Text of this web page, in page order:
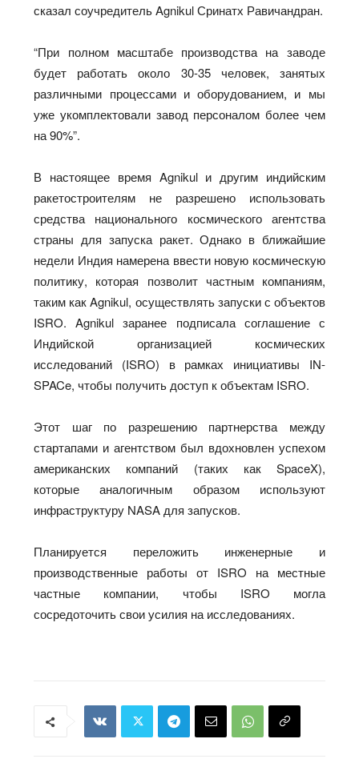
сказал соучредитель Agnikul Сринатх Равичандран.
“При полном масштабе производства на заводе
будет работать около 30-35 человек, занятых
различными процессами и оборудованием, и мы
уже укомплектовали завод персоналом более чем
на 90%”.
В настоящее время Agnikul и другим индийским
ракетостроителям не разрешено использовать
средства национального космического агентства
страны для запуска ракет. Однако в ближайшие
недели Индия намерена ввести новую космическую
политику, которая позволит частным компаниям,
таким как Agnikul, осуществлять запуски с объектов
ISRO. Agnikul заранее подписала соглашение с
Индийской организацией космических
исследований (ISRO) в рамках инициативы IN-
SPACe, чтобы получить доступ к объектам ISRO.
Этот шаг по разрешению партнерства между
стартапами и агентством был вдохновлен успехом
американских компаний (таких как SpaceX),
которые аналогичным образом используют
инфраструктуру NASA для запусков.
Планируется переложить инженерные и
производственные работы от ISRO на местные
частные компании, чтобы ISRO могла
сосредоточить свои усилия на исследованиях.